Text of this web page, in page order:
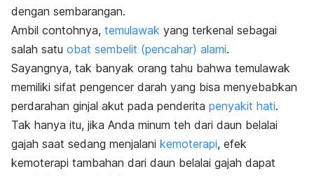
dengan sembarangan.
Ambil contohnya, temulawak yang terkenal sebagai
salah satu obat sembelit (pencahar) alami.
Sayangnya, tak banyak orang tahu bahwa temulawak
memiliki sifat pengencer darah yang bisa menyebabkan
perdarahan ginjal akut pada penderita penyakit hati.
Tak hanya itu, jika Anda minum teh dari daun belalai
gajah saat sedang menjalani kemoterapi, efek
kemoterapi tambahan dari daun belalai gajah dapat